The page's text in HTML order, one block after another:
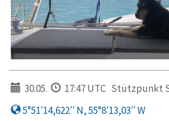
30.05. 17:47 UTC Stützpunkt
5°51′14,622′′ N, 55°8′13,03′′ W